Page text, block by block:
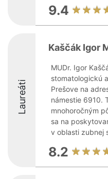
9.4
Laureáti
Kaščák Igor
MUDr. Igor
stomatologickú
Prešove na
námestie 6910.
mnohoročným
sa na
v oblasti zubnej
8.2